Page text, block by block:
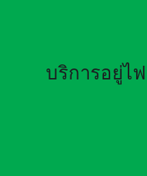
บริการอยู่ไ